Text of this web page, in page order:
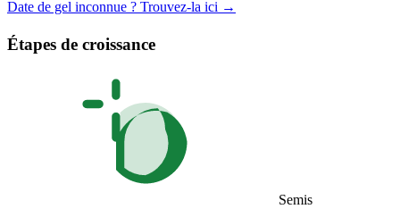
Date de gel inconnue ? Trouvez-la ici →
Étapes de croissance
Semis